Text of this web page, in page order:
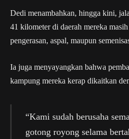
Dedi menambahkan, hingga kini,
41 kilometer di daerah mereka
pengerasan, aspal, maupun
Ia juga menyayangkan bahwa
kampung mereka kerap dikaitkan
“Kami sudah berusaha
gotong royong selama